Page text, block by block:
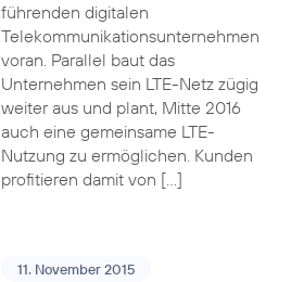
führenden digitalen
Telekommunikationsunternehmen
voran. Parallel baut das
Unternehmen sein LTE-Netz zügig
weiter aus und plant, Mitte 2016
auch eine gemeinsame LTE-
Nutzung zu ermöglichen. Kunden
profitieren damit von […]
11. November 2015